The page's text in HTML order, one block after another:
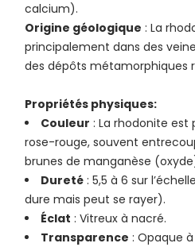
calcium).
Origine géologique : La
principalement dans des
des dépôts métamorphiques
Propriétés physiques:
Couleur : La rhodonite
rose-rouge, souvent
brunes de manganèse
Dureté : 5,5 à 6 sur
dure mais peut se rayer).
Éclat : Vitreux à nacré.
Transparence : Opaque